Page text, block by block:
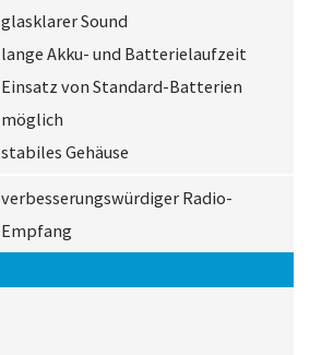
glasklarer Sound
lange Akku- und Batterielaufzeit
Einsatz von Standard-Batterien
möglich
stabiles Gehäuse
verbesserungswürdiger Radio-
Empfang